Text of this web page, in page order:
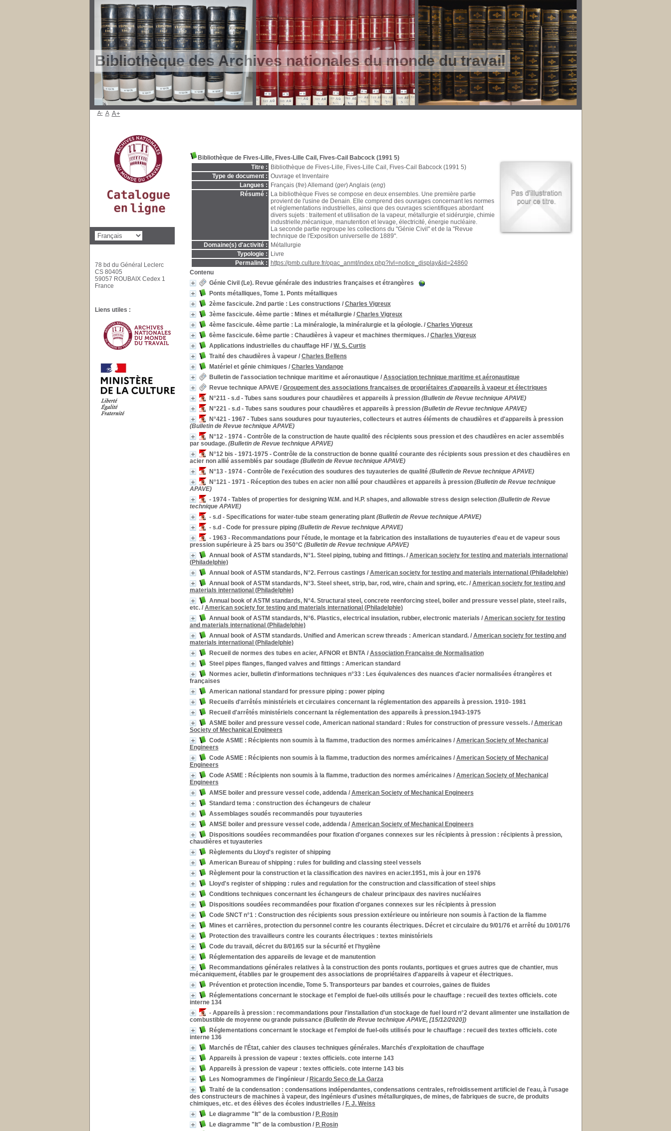
Bibliothèque des Archives nationales du monde du travail
Bibliothèque de Fives-Lille, Fives-Lille Cail, Fives-Cail Babcock (1991 5)
Titre :
Bibliothèque de Fives-Lille, Fives-Lille Cail, Fives-Cail Babcock (1991 5)
Type de document : Ouvrage et Inventaire
Langues :
Français (fre) Allemand (ger) Anglais (eng)
Résumé :
La bibliothèque Fives se compose en deux ensembles. Une première partie
provient de l'usine de Denain. Elle comprend des ouvrages concernant les normes
et réglementations industrielles, ainsi que des ouvrages scientifiques abordant
divers sujets : traitement et utilisation de la vapeur, métallurgie et sidérurgie, chimie
industrielle,mécanique, manutention et levage, électricité, énergie nucléaire.
La seconde partie regroupe les collections du "Génie Civil" et de la "Revue
technique de l'Exposition universelle de 1889".
Domaine(s) d'activité :
Métallurgie
Typologie :
Livre
Permalink :
https://pmb.culture.fr/opac_anmt/index.php?lvl=notice_display&id=24860
Contenu
Génie Civil (Le). Revue générale des industries françaises et étrangères
Ponts métalliques, Tome 1. Ponts métalliques
2ème fascicule. 2nd partie : Les constructions / Charles Vigreux
3ème fascicule. 4ème partie : Mines et métallurgie/ Charles Vigreux
4ème fascicule. 4ème partie : La minéralogie, la minéralurgie et la géologie./ Charles Vigreux
6ème fascicule. 6ème partie : Chaudières à vapeur et machines thermiques./ Charles Vigreux
Applications industrielles du chauffage HF/ W. S. Curtis
Traité des chaudières à vapeur/ Charles Bellens
Matériel et génie chimiques / Charles Vandange
Bulletin de l'association technique maritime et aéronautique/ Association technique maritime et aéronautique
Revue technique APAVE/ Groupement des associations françaises de propriétaires d'appareils à vapeur et électriques
N°211 - s.d - Tubes sans soudures pour chaudières et appareils à pression(Bulletin de Revue technique APAVE)
N°221 - s.d - Tubes sans soudures pour chaudières et appareils à pression(Bulletin de Revue technique APAVE)
N°421 - 1967 - Tubes sans soudures pour tuyauteries, collecteurs et autres éléments de chaudières et d'appareils à pression
(Bulletin de Revue technique APAVE)
N°12 - 1974 - Contrôle de la construction de haute qualité des récipients sous pression et des chaudières en acier assemblés
par soudage.(Bulletin de Revue technique APAVE)
N°12 bis - 1971-1975 - Contrôle de la construction de bonne qualité courante des récipients sous pression et des chaudières en
acier non allié assemblés par soudage(Bulletin de Revue technique APAVE)
N°13 - 1974 - Contrôle de l'exécution des soudures des tuyauteries de qualité(Bulletin de Revue technique APAVE)
N°121 - 1971 - Réception des tubes en acier non allié pour chaudières et appareils à pression(Bulletin de Revue technique
APAVE)
- 1974 - Tables of properties for designing W.M. and H.P. shapes, and allowable stress design selection(Bulletin de Revue
technique APAVE)
- s.d - Specifications for water-tube steam generating plant(Bulletin de Revue technique APAVE)
- s.d - Code for pressure piping(Bulletin de Revue technique APAVE)
- 1963 - Recommandations pour l'étude, le montage et la fabrication des installations de tuyauteries d'eau et de vapeur sous
pression supérieure à 25 bars ou 350°C (Bulletin de Revue technique APAVE)
Annual book of ASTM standards, N°1. Steel piping, tubing and fittings./ American society for testing and materials international
(Philadelphie)
Annual book of ASTM standards, N°2. Ferrous castings / American society for testing and materials international (Philadelphie)
Annual book of ASTM standards, N°3. Steel sheet, strip, bar, rod, wire, chain and spring, etc./ American society for testing and
materials international (Philadelphie)
Annual book of ASTM standards, N°4. Structural steel, concrete reenforcing steel, boiler and pressure vessel plate, steel rails,
etc./ American society for testing and materials international (Philadelphie)
Annual book of ASTM standards, N°6. Plastics, electrical insulation, rubber, electronic materials / American society for testing
and materials international (Philadelphie)
Annual book of ASTM standards. Unified and American screw threads : American standard./ American society for testing and
materials international (Philadelphie)
Recueil de normes des tubes en acier, AFNOR et BNTA/ Association Française de Normalisation
Steel pipes flanges, flanged valves and fittings : American standard
Normes acier, bulletin d'informations techniques n°33 : Les équivalences des nuances d'acier normalisées étrangères et
françaises
American national standard for pressure piping : power piping
Recueils d'arrêtés ministériels et circulaires concernant la réglementation des appareils à pression. 1910- 1981
Recueil d'arrêtés ministériels concernant la réglementation des appareils à pression.1943-1975
ASME boiler and pressure vessel code, American national standard : Rules for construction of pressure vessels./ American
Society of Mechanical Engineers
Code ASME : Récipients non soumis à la flamme, traduction des normes américaines / American Society of Mechanical
Engineers
Code ASME : Récipients non soumis à la flamme, traduction des normes américaines / American Society of Mechanical
Engineers
Code ASME : Récipients non soumis à la flamme, traduction des normes américaines / American Society of Mechanical
Engineers
AMSE boiler and pressure vessel code, addenda/ American Society of Mechanical Engineers
Standard tema : construction des échangeurs de chaleur
Assemblages soudés recommandés pour tuyauteries
AMSE boiler and pressure vessel code, addenda/ American Society of Mechanical Engineers
Dispositions soudées recommandées pour fixation d'organes connexes sur les récipients à pression : récipients à pression,
chaudières et tuyauteries
Règlements du Lloyd's register of shipping
American Bureau of shipping : rules for building and classing steel vessels
Règlement pour la construction et la classification des navires en acier.1951, mis à jour en 1976
Lloyd's register of shipping : rules and regulation for the construction and classification of steel ships
Conditions techniques concernant les échangeurs de chaleur principaux des navires nucléaires
Dispositions soudées recommandées pour fixation d'organes connexes sur les récipients à pression
Code SNCT n°1 : Construction des récipients sous pression extérieure ou intérieure non soumis à l'action de la flamme
Mines et carrières, protection du personnel contre les courants électriques. Décret et circulaire du 9/01/76 et arrêté du 10/01/76
Protection des travailleurs contre les courants électriques : textes ministériels
Code du travail, décret du 8/01/65 sur la sécurité et l'hygiène
Réglementation des appareils de levage et de manutention
Recommandations générales relatives à la construction des ponts roulants, portiques et grues autres que de chantier, mus
mécaniquement, établies par le groupement des associations de propriétaires d'appareils à vapeur et électriques.
Prévention et protection incendie, Tome 5. Transporteurs par bandes et courroies, gaines de fluides
Réglementations concernant le stockage et l'emploi de fuel-oils utilisés pour le chauffage : recueil des textes officiels. cote
interne 134
- Appareils à pression : recommandations pour l'installation d'un stockage de fuel lourd n°2 devant alimenter une installation de
combustible de moyenne ou grande puissance(Bulletin de Revue technique APAVE, [15/12/2020])
Réglementations concernant le stockage et l'emploi de fuel-oils utilisés pour le chauffage : recueil des textes officiels. cote
interne 136
Marchés de l'État, cahier des clauses techniques générales. Marchés d'exploitation de chauffage
Appareils à pression de vapeur : textes officiels. cote interne 143
Appareils à pression de vapeur : textes officiels. cote interne 143 bis
Les Nomogrammes de l'ingénieur/ Ricardo Seco de La Garza
Traité de la condensation : condensations indépendantes, condensations centrales, refroidissement artificiel de l'eau, à l'usage
des constructeurs de machines à vapeur, des ingénieurs d'usines métallurgiques, de mines, de fabriques de sucre, de produits
chimiques, etc. et des élèves des écoles industrielles / F. J. Weiss
Le diagramme "It" de la combustion/ P. Rosin
Le diagramme "It" de la combustion/ P. Rosin
A- A A+
78 bd du Général Leclerc
CS 80405
59057 ROUBAIX Cedex 1
France
Liens utiles :